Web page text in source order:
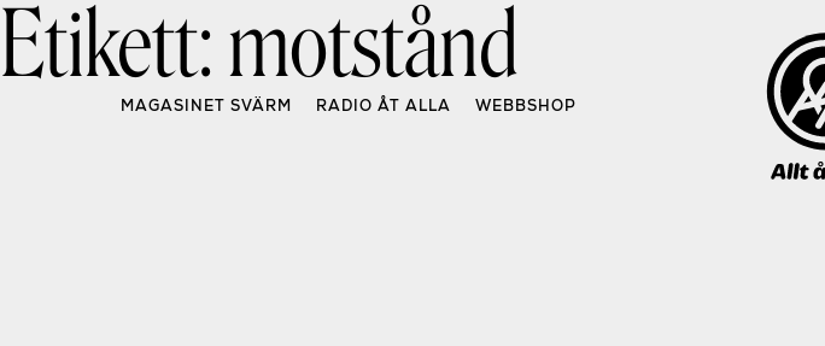
to
MAGASINET SVÄRM RADIO ÅT ALLA WEBBSHOP
Etikett:motstånd